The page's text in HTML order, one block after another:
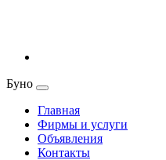
Буно
Главная
Фирмы и услуги
Объявления
Контакты